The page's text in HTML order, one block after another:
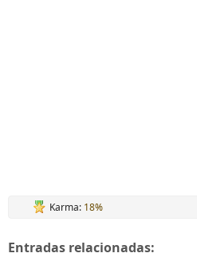
Karma: 18%
Entradas relacionadas: